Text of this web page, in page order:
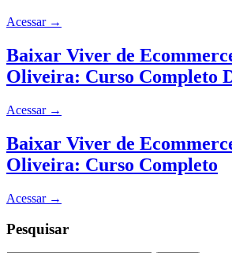
Acessar →
Baixar Viver de
Oliveira: Curso Completo
Acessar →
Baixar Viver de
Oliveira: Curso Completo
Acessar →
Pesquisar